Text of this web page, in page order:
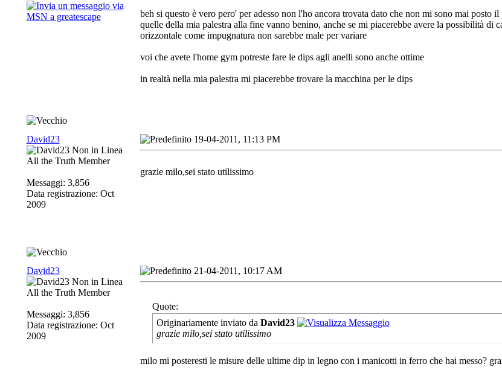
beh si questo è vero pero' per adesso non l'ho ancora trovata dato che non mi sono mai posto il
quelle della mia palestra alla fine vanno benino, anche se mi piacerebbe avere la possibilità di
orizzontale come impugnatura non sarebbe male per variare
voi che avete l'home gym potreste fare le dips agli anelli sono anche ottime
in realtà nella mia palestra mi piacerebbe trovare la macchina per le dips
David23
All the Truth Member
Messaggi: 3,856
Data registrazione: Oct
2009
19-04-2011, 11:13 PM
grazie milo,sei stato utilissimo
David23
All the Truth Member
Messaggi: 3,856
Data registrazione: Oct
2009
21-04-2011, 10:17 AM
Quote:
Originariamente inviato da David23
grazie milo,sei stato utilissimo
milo mi posteresti le misure delle ultime dip in legno con i manicotti in ferro che hai messo?